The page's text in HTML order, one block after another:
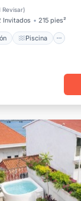
Revisar)
Invitados 215 pies²
Piscina